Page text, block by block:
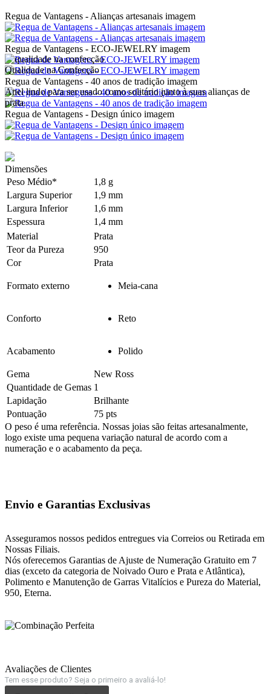
Regua de Vantagens - Alianças artesanais imagem
Regua de Vantagens - ECO-JEWELRY imagem
Regua de Vantagens - 40 anos de tradição imagem
Regua de Vantagens - Design único imagem
Qualidade na Confecção
Anel lindo para ser usado como solitário junto à suas alianças de
prata.
Dimensões
Peso Médio*
1,8 g
Largura Superior
1,9 mm
Largura Inferior
1,6 mm
Espessura
1,4 mm
Material
Prata
Teor da Pureza
950
Cor
Prata
Formato externo Meia-cana
Conforto Reto
Acabamento Polido
Gema
New Ross
Quantidade de Gemas 1
Lapidação
Brilhante
Pontuação
75 pts
O peso é uma referência. Nossas joias são feitas artesanalmente,
logo existe uma pequena variação natural de acordo com a
numeração e o acabamento da peça.
Envio e Garantias Exclusivas
Asseguramos nossos pedidos entregues via Correios ou Retirada em
Nossas Filiais.
Nós oferecemos Garantias de Ajuste de Numeração Gratuito em 7
dias (exceto da categoria de Noivado Ouro e Prata e Atlântica),
Polimento e Manutenção de Garras Vitalícios e Pureza do Material,
950, Eterna.
Avaliações de Clientes
Tem esse produto? Seja o primeiro a avaliá-lo!